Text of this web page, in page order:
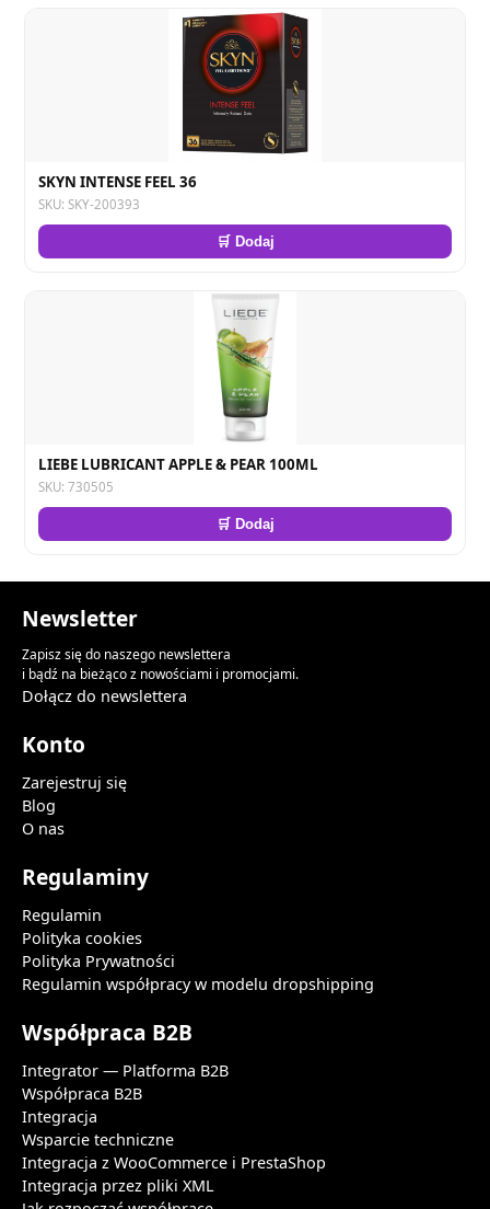
SKYN INTENSE FEEL 36
SKU: SKY-200393
🛒 Dodaj
LIEBE LUBRICANT APPLE & PEAR 100ML
SKU: 730505
🛒 Dodaj
Newsletter
Zapisz się do naszego newslettera
i bądź na bieżąco z nowościami i promocjami.
Dołącz do newslettera
Konto
Zarejestruj się
Blog
O nas
Regulaminy
Regulamin
Polityka cookies
Polityka Prywatności
Regulamin współpracy w modelu dropshipping
Współpraca B2B
Integrator — Platforma B2B
Współpraca B2B
Integracja
Wsparcie techniczne
Integracja z WooCommerce i PrestaShop
Integracja przez pliki XML